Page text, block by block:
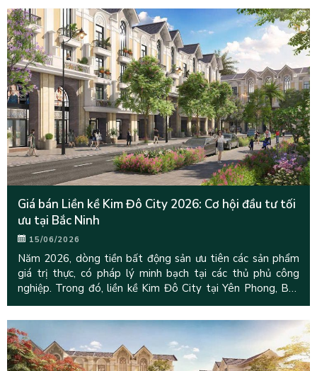
Giá bán Liền kề Kim Đô City 2026: Cơ hội đầu tư tối
ưu tại Bắc Ninh
15/06/2026
Năm 2026, dòng tiền bất động sản ưu tiên các sản phẩm
giá trị thực, có pháp lý minh bạch tại các thủ phủ công
nghiệp. Trong đó, liền kề Kim Đô City tại Yên Phong, Bắc
Ninh do Hưng